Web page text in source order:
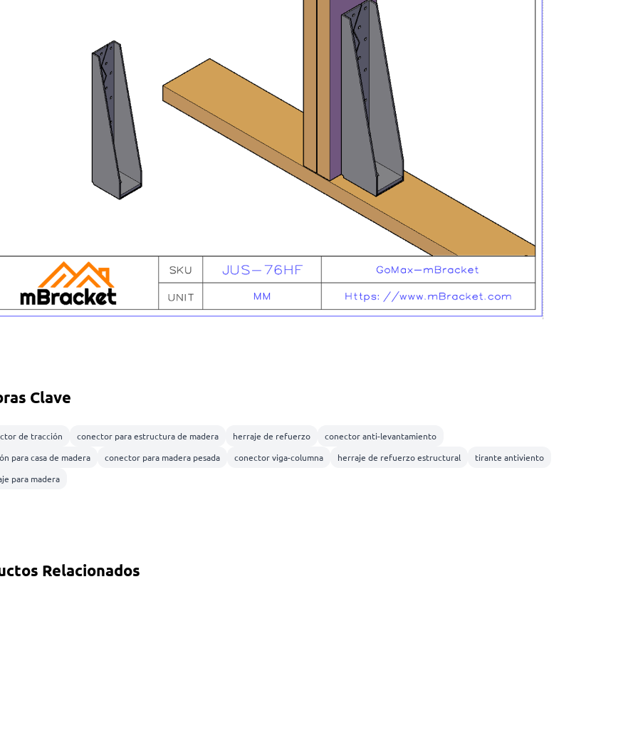
Clave
de tracción conector para estructura de madera herraje de refuerzo
conector anti-levantamiento
para casa de madera
conector para madera pesada conector viga-columna herraje de refuerzo estructural
tirante antiviento
para madera
Relacionados